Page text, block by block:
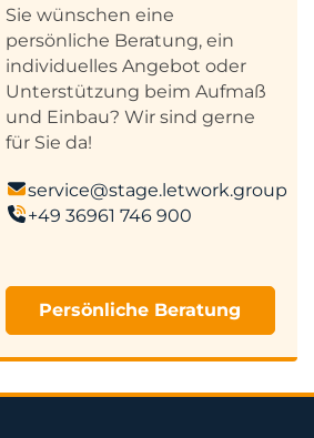
Sie wünschen eine
persönliche Beratung, ein
individuelles Angebot oder
Unterstützung beim Aufmaß
und Einbau? Wir sind gerne
für Sie da!
service@stage.letwork.group
+49 36961 746 900
Persönliche Beratung